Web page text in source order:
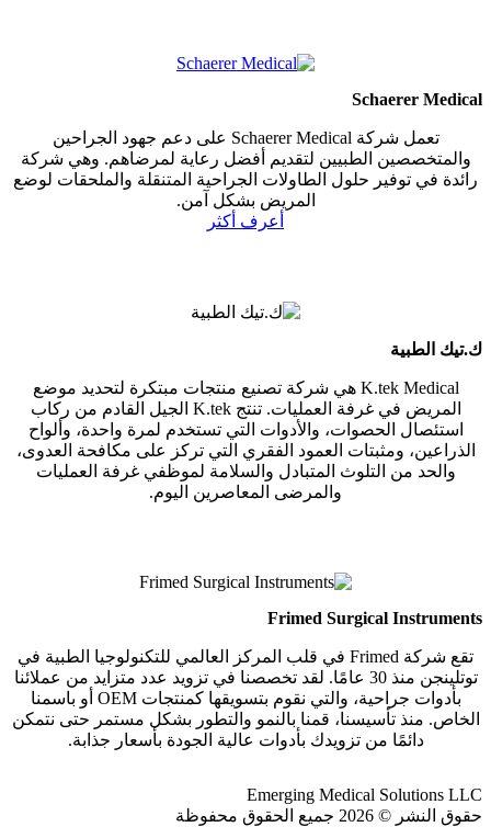
Schaerer Medical
تعمل شركة Schaerer Medical على دعم جهود الجراحين
والمتخصصين الطبيين لتقديم أفضل رعاية لمرضاهم. وهي شركة
رائدة في توفير حلول الطاولات الجراحية المتنقلة والملحقات لوضع
المريض بشكل آمن.
أعرف أكثر
ك.تيك الطبية
K.tek Medical هي شركة تصنيع منتجات مبتكرة لتحديد موضع
المريض في غرفة العمليات. تنتج K.tek الجيل القادم من ركاب
استئصال الحصوات، والأدوات التي تستخدم لمرة واحدة، وألواح
الذراعين، ومثبتات العمود الفقري التي تركز على مكافحة العدوى،
والحد من التلوث المتبادل والسلامة لموظفي غرفة العمليات
والمرضى المعاصرين اليوم.
Frimed Surgical Instruments
تقع شركة Frimed في قلب المركز العالمي للتكنولوجيا الطبية في
توتلينجن منذ 30 عامًا. لقد تخصصنا في تزويد عدد متزايد من عملائنا
بأدوات جراحية، والتي نقوم بتسويقها كمنتجات OEM أو باسمنا
الخاص. منذ تأسيسنا، قمنا بالنمو والتطور بشكل مستمر حتى نتمكن
دائمًا من تزويدك بأدوات عالية الجودة بأسعار جذابة.
Emerging Medical Solutions LLC
حقوق النشر © 2026 جميع الحقوق محفوظة